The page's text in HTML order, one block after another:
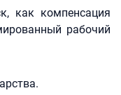
как компенсация
рабочий